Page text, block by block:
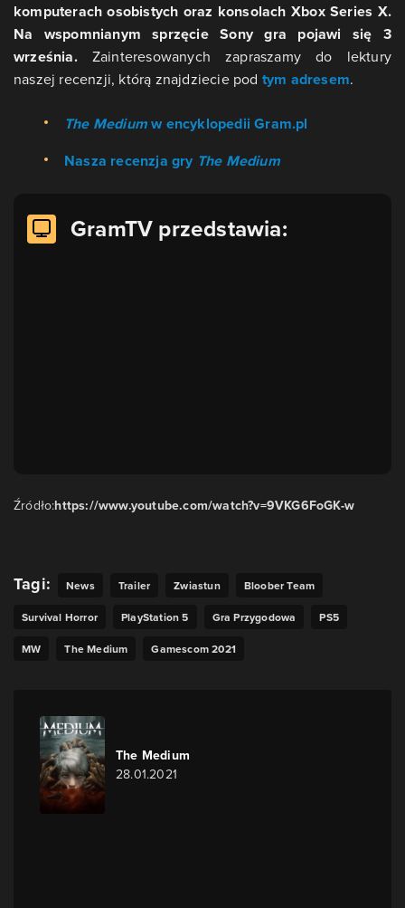
komputerach osobistych oraz konsolach Xbox Series X.
Na wspomnianym sprzęcie Sony gra pojawi się 3
września.Zainteresowanych zapraszamy do lektury
naszej recenzji, którą znajdziecie pod tym adresem.
The Mediumw encyklopedii Gram.pl
Nasza recenzja gry The Medium
GramTV przedstawia:
Źródło:https://www.youtube.com/watch?v=9VKG6FoGK-w
Tagi: News Trailer Zwiastun
Bloober Team
Survival Horror
PlayStation 5 Gra Przygodowa
PS5
MW
The Medium Gamescom 2021
The Medium
28.01.2021